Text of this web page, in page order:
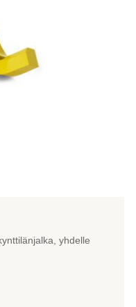
yhdelle